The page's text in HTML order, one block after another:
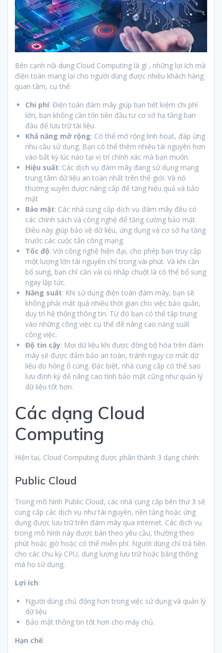
Bên cạnh nội dung Cloud Computing là gì , những lợi ích mà
điện toán mang lại cho người dùng được nhiều khách hàng
quan tâm, cụ thể:
Chi phí: Điện toán đám mây giúp bạn tiết kiệm chi phí
lớn, bạn không cần tốn tiền đầu tư cơ sở hạ tầng ban
đầu để lưu trữ tài liệu.
Khả năng mở rộng: Có thể mở rộng linh hoạt, đáp ứng
nhu cầu sử dụng. Bạn có thể thêm nhiều tài nguyên hơn
vào bất kỳ lúc nào tại vị trí chính xác mà bạn muốn.
Hiệu suất: Các dịch vụ đám mây đang sử dụng mạng
trung tâm dữ liệu an toàn nhất trên thế giới. Và nó
thường xuyên được nâng cấp để tăng hiệu quả và bảo
mật
Bảo mật: Các nhà cung cấp dịch vụ đám mây đều có
các chính sách và công nghệ để tăng cường bảo mật.
Điều này giúp bảo vệ dữ liệu, ứng dụng và cơ sở hạ tầng
trước các cuộc tấn công mạng.
Tốc độ: Với công nghệ hiện đại, cho phép bạn truy cập
một lượng lớn tài nguyên chỉ trong vài phút. Và khi cần
bổ sung, bạn chỉ cần vài cú nhấp chuột là có thể bổ sung
ngay lập tức.
Năng suất: Khi sử dụng điện toán đám mây, bạn sẽ
không phải mất quá nhiều thời gian cho việc bảo quản,
duy trì hệ thống thông tin. Từ đó bạn có thể tập trung
vào những công việc cụ thể để nâng cao năng suất
công việc.
Độ tin cậy: Mọi dữ liệu khi được đồng bộ hóa trên đám
mây sẽ được đảm bảo an toàn, tránh nguy cơ mất dữ
liệu do hỏng ổ cứng. Đặc biệt, nhà cung cấp có thể sao
lưu định kỳ để nâng cao tính bảo mật cũng như quản lý
dữ liệu tốt hơn.
Các dạng Cloud
Computing
Hiện tại, Cloud Computing được phân thành 3 dạng chính:
Public Cloud
Trong mô hình Public Cloud, các nhà cung cấp bên thứ 3 sẽ
cung cấp các dịch vụ như tài nguyên, nền tảng hoặc ứng
dụng được lưu trữ trên đám mây qua internet. Các dịch vụ
trong mô hình này được bán theo yêu cầu, thường theo
phút hoặc giờ hoặc có thể miễn phí. Người dùng chỉ trả tiền
cho các chu kỳ CPU, dung lượng lưu trữ hoặc băng thông
mà họ sử dụng.
Lợi ích:
Người dùng chủ động hơn trong việc sử dụng và quản lý
dữ liệu
Bảo mật thông tin tốt hơn cho máy chủ.
Hạn chế: